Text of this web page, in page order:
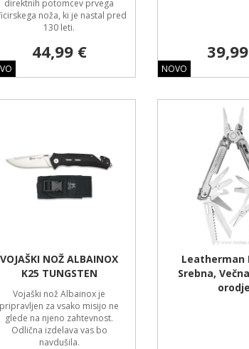
direktnih potomcev prvega
noža, ki je nastal pred
130 leti.
44,99 €
NOVO
VOJAŠKI NOŽ ALBAINOX
K25 TUNGSTEN
Vojaški nož Albainox je
pripravljen za vsako misijo ne
glede na njeno zahtevnost.
Odlična izdelava vas bo
navdušila.
Leatherman
Srebna,
orodje